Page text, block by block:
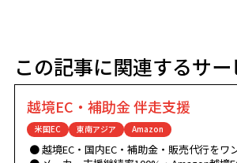
この記事に関連するサー
越境EC・補助金 伴走支援
米国EC 東南アジア Amazon
越境EC・国内EC・補助金・販売代行をワ